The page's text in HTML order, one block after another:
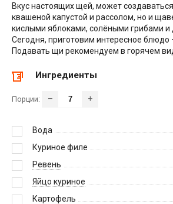
Вкус настоящих щей, может
квашеной капустой и рассолом, но и
кислыми яблоками, солёными грибами и
Сегодня, приготовим интересное блюдо
Подавать щи рекомендуем в горячем
Ингредиенты
Порции: – +
Вода
Куриное филе
Ревень
Яйцо куриное
Картофель